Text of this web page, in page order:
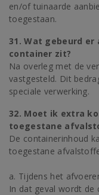
en/of tuinaarde
toegestaan.
31. Wat gebeurd
container zit?
Na overleg met de
vastgesteld. Dit
speciale verwerking.
32. Moet ik extra
toegestane
De containerinhoud
toegestane
a. Tijdens het
In dat geval wordt